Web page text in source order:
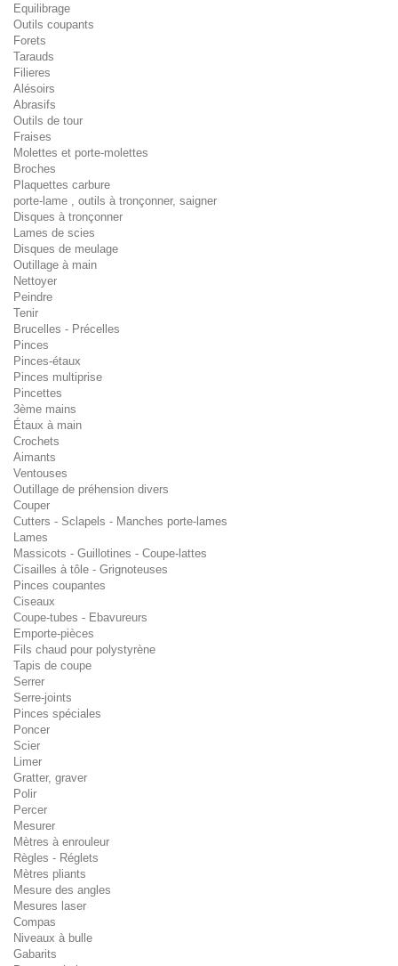
Equilibrage
Outils coupants
Forets
Tarauds
Filieres
Alésoirs
Abrasifs
Outils de tour
Fraises
Molettes et porte-molettes
Broches
Plaquettes carbure
porte-lame , outils à tronçonner, saigner
Disques à tronçonner
Lames de scies
Disques de meulage
Outillage à main
Nettoyer
Peindre
Tenir
Brucelles - Précelles
Pinces
Pinces-étaux
Pinces multiprise
Pincettes
3ème mains
Étaux à main
Crochets
Aimants
Ventouses
Outillage de préhension divers
Couper
Cutters - Sclapels - Manches porte-lames
Lames
Massicots - Guillotines - Coupe-lattes
Cisailles à tôle - Grignoteuses
Pinces coupantes
Ciseaux
Coupe-tubes - Ebavureurs
Emporte-pièces
Fils chaud pour polystyrène
Tapis de coupe
Serrer
Serre-joints
Pinces spéciales
Poncer
Scier
Limer
Gratter, graver
Polir
Percer
Mesurer
Mètres à enrouleur
Règles - Réglets
Mètres pliants
Mesure des angles
Mesures laser
Compas
Niveaux à bulle
Gabarits